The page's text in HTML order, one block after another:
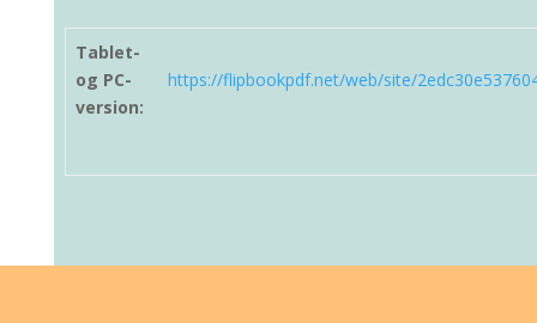
Tablet-
og PC-
version:
https://flipbookpdf.net/web/site/